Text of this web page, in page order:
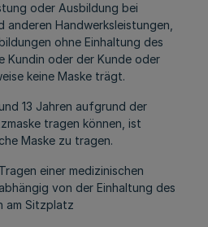
oder Ausbildung bei
anderen Handwerksleistungen,
ohne Einhaltung des
Kundin oder der Kunde oder
keine Maske trägt.
13 Jahren aufgrund der
tragen können, ist
Maske zu tragen.
einer medizinischen
von der Einhaltung des
am Sitzplatz